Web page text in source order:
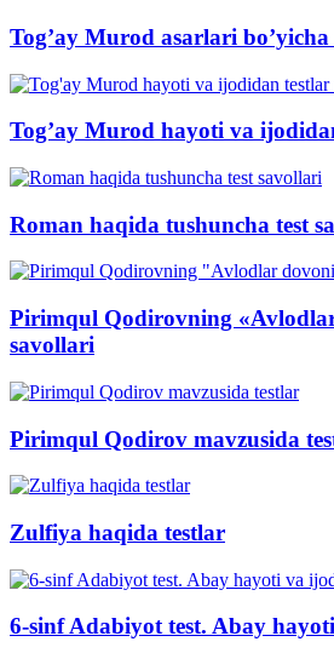
Tog’ay Murod asarlari
Tog’ay Murod hayoti va
Roman haqida tushuncha test
Pirimqul Qodirovning
savollari
Pirimqul Qodirov mavzusida
Zulfiya haqida testlar
6-sinf Adabiyot test. Abay